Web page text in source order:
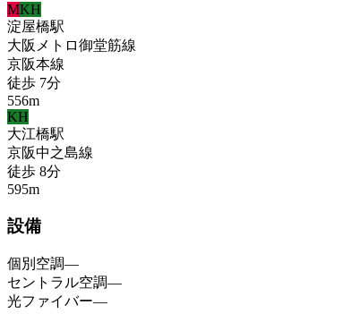
MKH
淀屋橋駅
大阪メトロ御堂筋線
京阪本線
徒歩 7分
556m
KH
大江橋駅
京阪中之島線
徒歩 8分
595m
設備
個別空調—
セントラル空調—
光ファイバー—